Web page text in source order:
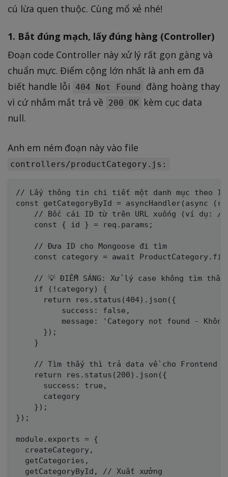
cú lừa quen thuộc. Cùng mổ xẻ nhé!
1. Bắt đúng mạch, lấy đúng hàng (Controller)
Đoạn code Controller này xử lý rất gọn gàng và
chuẩn mực. Điểm cộng lớn nhất là anh em đã
biết handle lỗi
404 Not Found
đàng hoàng thay
vì cứ nhắm mắt trả về
200 OK
kèm cục data
null.
Anh em ném đoạn này vào file
controllers/productCategory.js:
// Lấy thông tin chi tiết một danh mục theo ID
const getCategoryById = asyncHandler(async
// Bốc cái ID từ trên URL xuống (ví dụ: /
    const { id } = req.params;
    // Đưa ID cho Mongoose đi tìm
const category = await
// 💡 ĐIỂM SÁNG: Xử lý case không tìm
    if (!category) {
      return res.status(404).json({
          success: false,
message: 'Category not found -
      });
    }
// Tìm thấy thì trả data về cho Frontend
    return res.status(200).json({
      success: true,
      category
    });
});
module.exports = {
  createCategory,
  getCategories,
  getCategoryById, // Xuất xưởng